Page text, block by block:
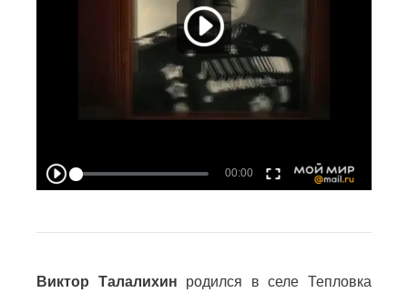
Виктор Талалихин родился в селе Тепловка